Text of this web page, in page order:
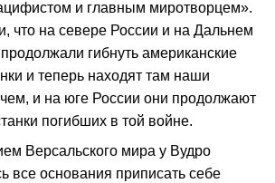
и главным миротворцем».
что на севере России и на Дальнем
гибнуть американские
и теперь находят там наши
и на юге России они продолжают
погибших в той войне.
Версальского мира у Вудро
все основания приписать себе